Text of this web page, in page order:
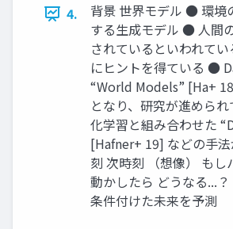
4.
背景 世界モデル ● 環境
する生成モデル ● 人間
されているといわれて
にヒントを得ている ●
“World Models” [Ha+
となり、研究が進めら
化学習と組み合わせた
[Hafner+ 19] などの手
刻 次時刻 （想像） もし
動かしたら どうなる...
条件付けた未来を予測